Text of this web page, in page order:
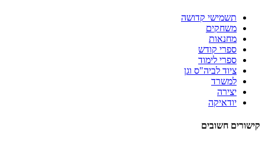
תשמישי קדושה
משחקים
מחנאות
ספרי קודש
ספרי לימוד
ציוד לביה"ס וגן
למשרד
יצירה
יודאיקה
קישורים חשובים